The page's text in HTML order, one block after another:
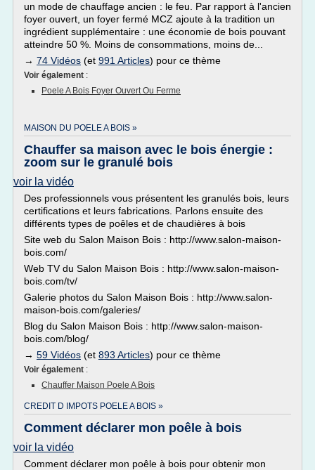
un mode de chauffage ancien : le feu. Par rapport à l'ancien
foyer ouvert, un foyer fermé MCZ ajoute à la tradition un
ingrédient supplémentaire : une économie de bois pouvant
atteindre 50 %. Moins de consommations, moins de...
→ 74 Vidéos (et 991 Articles) pour ce thème
Voir également :
Poele A Bois Foyer Ouvert Ou Ferme
MAISON DU POELE A BOIS »
Chauffer sa maison avec le bois énergie :
zoom sur le granulé bois
voir la vidéo
Des professionnels vous présentent les granulés bois, leurs
certifications et leurs fabrications. Parlons ensuite des
différents types de poêles et de chaudières à bois
Site web du Salon Maison Bois : http://www.salon-maison-
bois.com/
Web TV du Salon Maison Bois : http://www.salon-maison-
bois.com/tv/
Galerie photos du Salon Maison Bois : http://www.salon-
maison-bois.com/galeries/
Blog du Salon Maison Bois : http://www.salon-maison-
bois.com/blog/
→ 59 Vidéos (et 893 Articles) pour ce thème
Voir également :
Chauffer Maison Poele A Bois
CREDIT D IMPOTS POELE A BOIS »
Comment déclarer mon poêle à bois
voir la vidéo
Comment déclarer mon poêle à bois pour obtenir mon